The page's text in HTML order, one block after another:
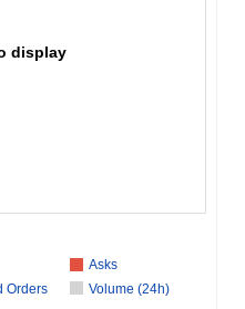
display
Asks
Orders
Volume (24h)